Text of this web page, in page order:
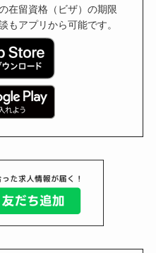
在留資格（ビザ）の期限
もアプリから可能です。